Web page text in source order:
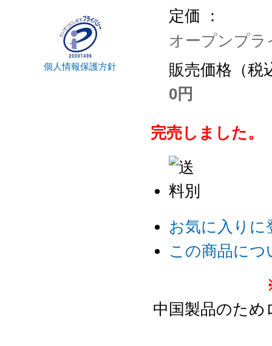
定価 ：
オープンプラ
販売価格（税
0円
完売しました。
お気に入りに
この商品に
中国製品のた
個人情報保護方針